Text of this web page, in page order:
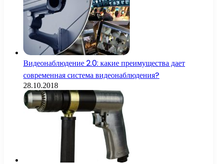
Видеонаблюдение 2.0: какие преимущества дает
современная система видеонаблюдения?
28.10.2018